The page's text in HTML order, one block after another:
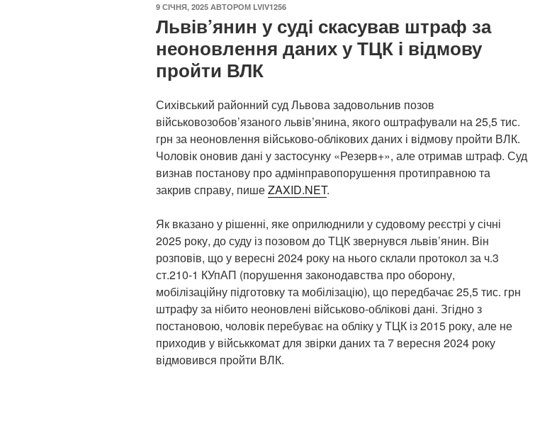
ОПУБЛІКОВАНО
9 СІЧНЯ, 2025 АВТОРОМ LVIV1256
Львів’янин у суді скасував штраф за
неоновлення даних у ТЦК і відмову
пройти ВЛК
Сихівський районний суд Львова задовольнив позов
військовозобов’язаного львів’янина, якого оштрафували на 25,5 тис.
грн за неоновлення військово-облікових даних і відмову пройти ВЛК.
Чоловік оновив дані у застосунку «Резерв+», але отримав штраф. Суд
визнав постанову про адмінправопорушення протиправною та
закрив справу, пишеZAXID.NET.
Як вказано у рішенні, яке оприлюднили у судовому реєстрі у січні
2025 року, до суду із позовом до ТЦК звернувся львів’янин. Він
розповів, що у вересні 2024 року на нього склали протокол за ч.3
ст.210-1 КУпАП (порушення законодавства про оборону,
мобілізаційну підготовку та мобілізацію), що передбачає 25,5 тис. грн
штрафу за нібито неоновлені військово-облікові дані. Згідно з
постановою, чоловік перебуває на обліку у ТЦК із 2015 року, але не
приходив у військкомат для звірки даних та 7 вересня 2024 року
відмовився пройти ВЛК.